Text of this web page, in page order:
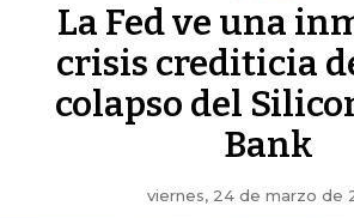
La Fed ve una
crisis crediticia
colapso del
Bank
viernes, 24 de marzo de